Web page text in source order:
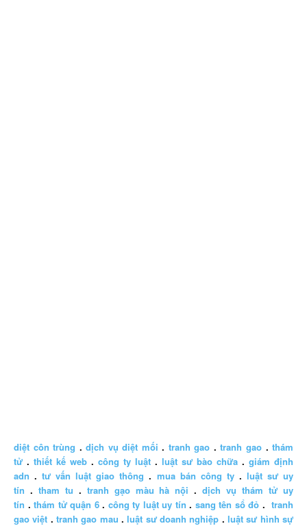
diệt côn trùng .dịch vụ diệt mối . tranh gao .tranh gao .thám
tử . thiết kế web . công ty luật . luật sư bào chữa . giám định
adn .tư vấn luật giao thông . mua bán công ty. luật sư uy
tín . tham tu . tranh gạo màu hà nội .dịch vụ thám tử uy
tín .thám tử quận 6. công ty luật uy tín . sang tên sổ đỏ .tranh
gao việt .tranh gao mau .luật sư doanh nghiệp .luật sư hình sự